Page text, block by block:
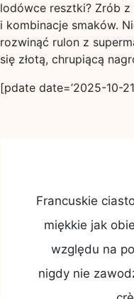
lodówce resztki? Zrób z
i kombinacje smaków.
rozwinąć rulon z
się złotą, chrupiącą
[pdate date=’2025-10-
Francuskie
miękkie jak
względu na
nigdy nie